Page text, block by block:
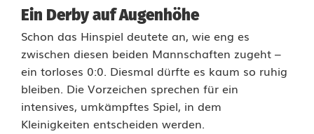
h
ö
h
e
–
Ein Derby auf Augenhöhe
Schon das Hinspiel deutete an, wie eng es
zwischen diesen beiden Mannschaften zugeht –
ein torloses 0:0. Diesmal dürfte es kaum so ruhig
bleiben. Die Vorzeichen sprechen für ein
intensives, umkämpftes Spiel, in dem
Kleinigkeiten entscheiden werden.